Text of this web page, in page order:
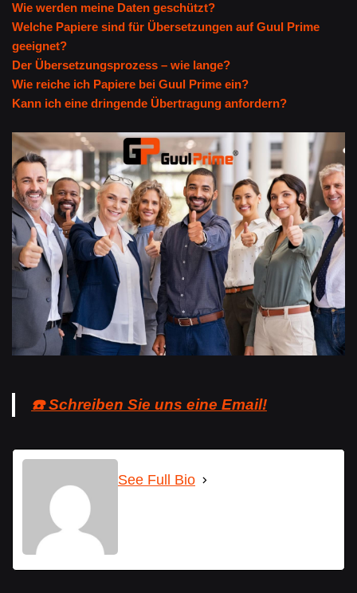
Wie werden meine Daten geschützt?
Welche Papiere sind für Übersetzungen auf Guul Prime
geeignet?
Der Übersetzungsprozess – wie lange?
Wie reiche ich Papiere bei Guul Prime ein?
Kann ich eine dringende Übertragung anfordern?
☎️ Schreiben Sie uns eine Email!
See Full Bio